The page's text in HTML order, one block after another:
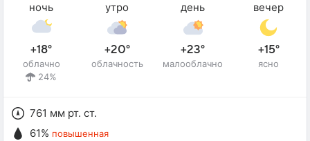
ночь
+18°
облачно
24%
утро
+20°
облачность
день
+23°
малооблачно
вечер
+15°
ясно
761 мм рт. ст.
61% повышенная